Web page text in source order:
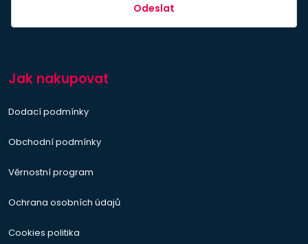
Odeslat
Jak nakupovat
Dodací podmínky
Obchodní podmínky
Věrnostní program
Ochrana osobních údajů
Cookies politika